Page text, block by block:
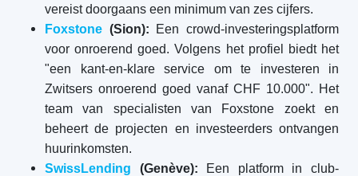
vereist doorgaans een minimum van zes cijfers.
Foxstone (Sion): Een crowd-investeringsplatform
voor onroerend goed. Volgens het profiel biedt het
"een kant-en-klare service om te investeren in
Zwitsers onroerend goed vanaf CHF 10.000". Het
team van specialisten van Foxstone zoekt en
beheert de projecten en investeerders ontvangen
huurinkomsten.
SwissLending (Genève): Een platform in club-